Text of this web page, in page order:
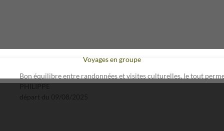
Voyages en groupe
Bon équilibre entre randonnées et visites culturelles, le tout